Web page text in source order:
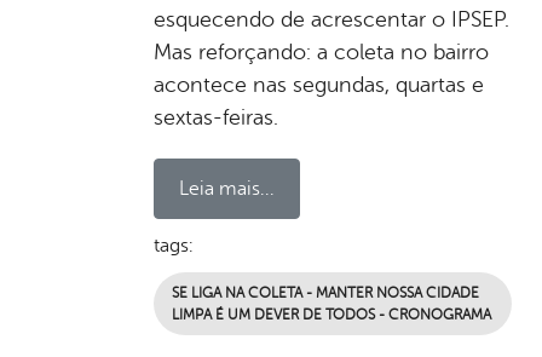
esquecendo de acrescentar o IPSEP.
Mas reforçando: a coleta no bairro
acontece nas segundas, quartas e
sextas-feiras.
Leia mais...
tags:
SE LIGA NA COLETA - MANTER NOSSA CIDADE
LIMPA É UM DEVER DE TODOS - CRONOGRAMA